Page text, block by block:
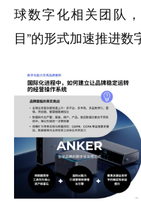
球数字化相关团队
目”的形式加速推进数